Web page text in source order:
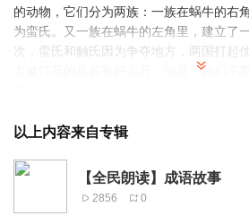
的动物，它们分为两族：一族在蜗牛的右
为蛮氏。又一族在蜗牛的左角里，建立了
次，蛮氏和触氏因为争夺地方，两国打起
方被打死的兵各有好几万。但是，我们不
以上内容来自专辑
【全民朗读】成语故事
2856 0